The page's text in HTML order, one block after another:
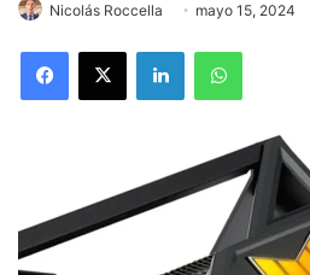
Nicolás Roccella mayo 15, 2024
Facebook
X LinkedInWhatsApp